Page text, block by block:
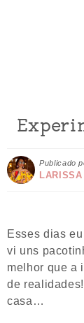
Publicado
LARISSA
Esses dias
vi uns
melhor que a
de
casa…